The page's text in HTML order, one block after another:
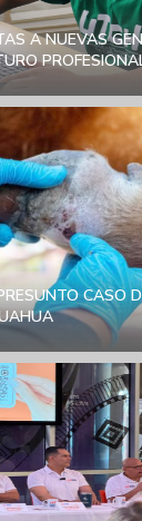
A NUEVAS
CASO